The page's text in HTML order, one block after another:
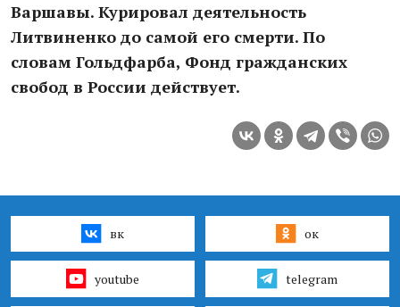
Варшавы. Курировал деятельность
Литвиненко до самой его смерти. По
словам Гольдфарба, Фонд гражданских
свобод в России действует.
вк ок
youtube telegram